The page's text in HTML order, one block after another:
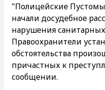
"Полицейские
начали досудебное
нарушения
Правоохранители
обстоятельства
причастных к
сообщении.